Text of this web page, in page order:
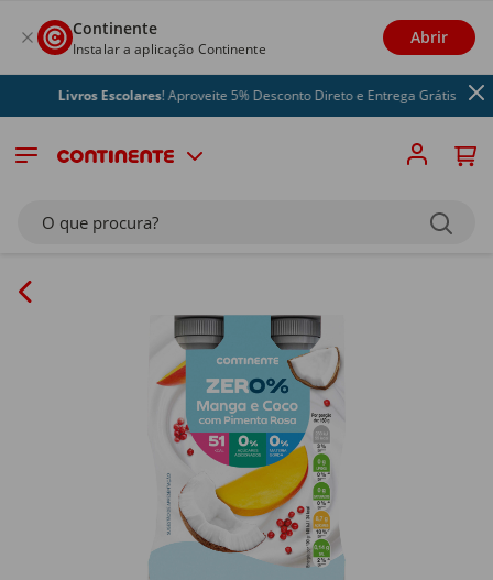
Continente
Instalar a aplicação Continente
Abrir
Livros Escolares! Aproveite 5% Desconto Direto e Entrega Grátis
O que procura?